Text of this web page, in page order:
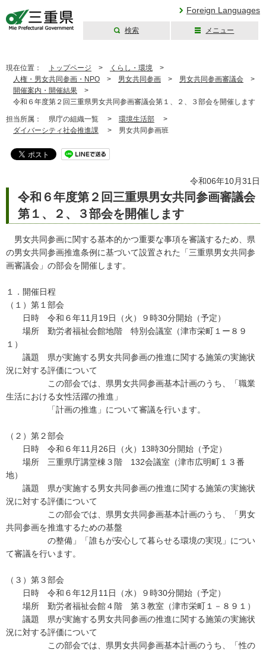
Foreign Languages
検索 メニュー
現在位置： トップページ > くらし・環境 >
人権・男女共同参画・NPO > 男女共同参画 > 男女共同参画審議会 >
開催案内・開催結果 >
令和６年度第２回三重県男女共同参画審議会第１、２、３部会を開催します
担当所属： 県庁の組織一覧 > 環境生活部 >
ダイバーシティ社会推進課 > 男女共同参画班
令和06年10月31日
令和６年度第２回三重県男女共同参画審議会
第１、２、３部会を開催します
男女共同参画に関する基本的かつ重要な事項を審議するため、県
の男女共同参画推進条例に基づいて設置された「三重県男女共同参
画審議会」の部会を開催します。
１．開催日程
（１）第１部会
日時 令和６年11月19日（火）９時30分開始（予定）
場所 勤労者福祉会館地階 特別会議室（津市栄町１ー８９
１）
議題 県が実施する男女共同参画の推進に関する施策の実施状
況に対する評価について
この部会では、県男女共同参画基本計画のうち、「職業
生活における女性活躍の推進」
「計画の推進」について審議を行います。
（２）第２部会
日時 令和６年11月26日（火）13時30分開始（予定）
場所 三重県庁講堂棟３階 132会議室（津市広明町１３番
地）
議題 県が実施する男女共同参画の推進に関する施策の実施状
況に対する評価について
この部会では、県男女共同参画基本計画のうち、「男女
共同参画を推進するための基盤
の整備」「誰もが安心して暮らせる環境の実現」につい
て審議を行います。
（３）第３部会
日時 令和６年12月11日（水）９時30分開始（予定）
場所 勤労者福祉会館４階 第３教室（津市栄町１－８９１）
議題 県が実施する男女共同参画の推進に関する施策の実施状
況に対する評価について
この部会では、県男女共同参画基本計画のうち、「性の